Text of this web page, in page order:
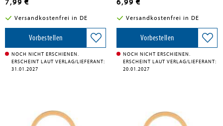
Versandkostenfrei in DE
Vorbestellen
NOCH NICHT ERSCHIENEN.
ERSCHEINT LAUT VERLAG/LIEFERANT:
31.01.2027
Versandkostenfrei in DE
Vorbestellen
NOCH NICHT ERSCHIENEN.
ERSCHEINT LAUT VERLAG/LIEFERANT:
20.01.2027